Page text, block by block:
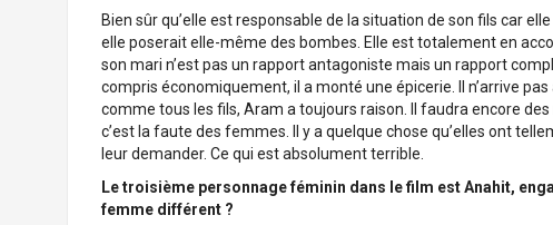
Bien sûr qu’elle est responsable de la situation de son fils car
elle poserait elle-même des bombes. Elle est totalement en
son mari n’est pas un rapport antagoniste mais un rapport
compris économiquement, il a monté une épicerie. Il n’arrive
comme tous les fils, Aram a toujours raison. Il faudra encore
c’est la faute des femmes. Il y a quelque chose qu’elles ont
leur demander. Ce qui est absolument terrible.
Le troisième personnage féminin dans le film est Anahit,
femme différent ?